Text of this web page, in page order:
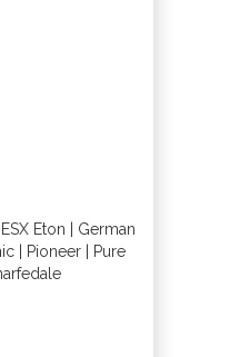
ESX Eton
German
| Pioneer|
Pure
e